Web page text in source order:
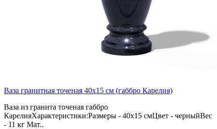
Ваза гранитная точеная 40х15 см (габбро Карелия)
Ваза из гранита точеная габбро
КарелияХарактеристики:Размеры - 40х15 смЦвет - черныйВес
- 11 кг Мат..